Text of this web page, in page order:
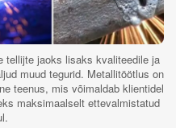
tellijte jaoks lisaks kvaliteedile ja
muud tegurid. Metallitöötlus on
teenus, mis võimaldab klientidel
maksimaalselt ettevalmistatud